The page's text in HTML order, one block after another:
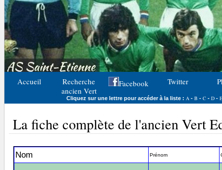
Accueil
Recherche
ancien Vert
Facebook Twitter
Cliquez sur une lettre pour accéder à la liste : A - B - C- D- E
La fiche complète de l'ancien Vert
Nom Prénom